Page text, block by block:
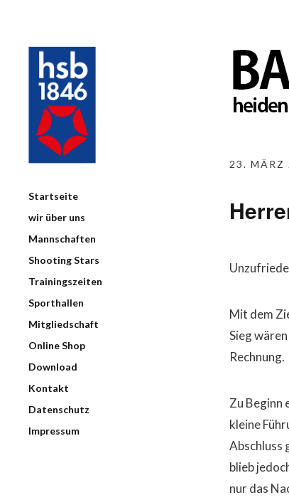
Startseite
wir über uns
Mannschaften
Shooting Stars
Trainingszeiten
Sporthallen
Mitgliedschaft
Online Shop
Download
Kontakt
Datenschutz
Impressum
23. MÄRZ
Mit dem
Sieg
Rechnung.
Zu Beginn
kleine
Abschluss
blieb
nur das